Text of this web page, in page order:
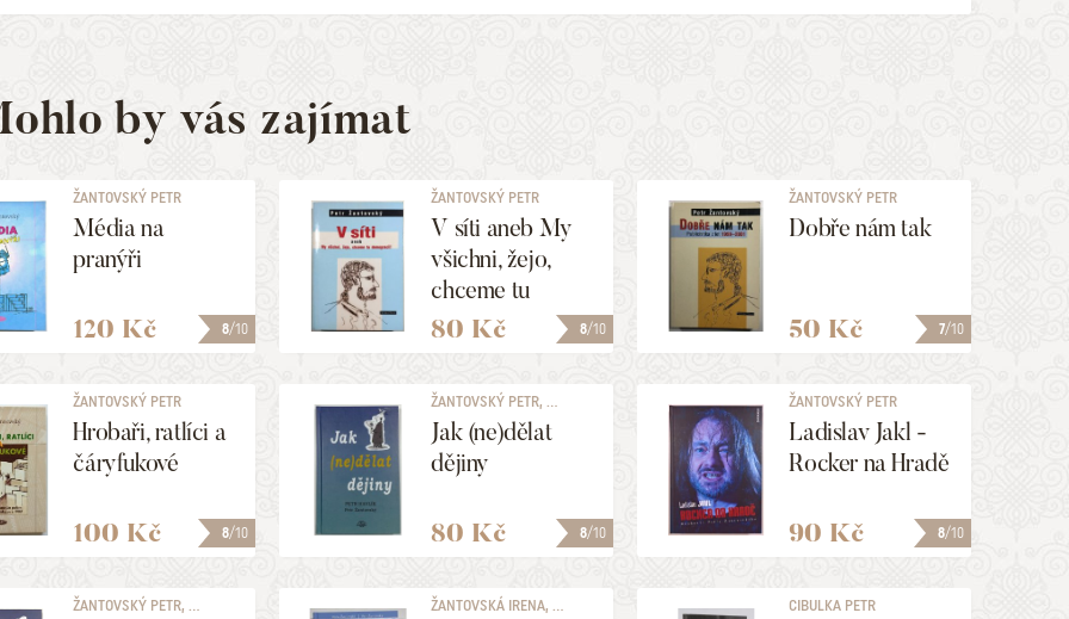
by vás zajímat
8/10
ŽANTOVSKÝ PETR
Média na
pranýři
120 Kč 8/10
ŽANTOVSKÝ PETR
V síti aneb My
všichni, žejo,
chceme tu
demokracii!
80 Kč 7/10
ŽANTOVSKÝ PETR
Dobře nám tak
50 Kč
8/10
ŽANTOVSKÝ PETR
Hrobaři, ratlíci a
čáryfukové
100 Kč 8/10
ŽANTOVSKÝ PETR, ...
Jak (ne)dělat
dějiny
80 Kč 8/10
ŽANTOVSKÝ PETR
Ladislav Jakl -
Rocker na Hradě
90 Kč
ŽANTOVSKÝ PETR, ... ŽANTOVSKÁ IRENA, ... CIBULKA PETR